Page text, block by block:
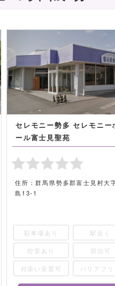
セレモニー勢多 セレモニー
ール富士見聖苑
住所：群馬県勢多郡富士見村大
島13-1
駐車場あり 駅近く
控室あり 宿泊可
付添い安置可 バリアフリ